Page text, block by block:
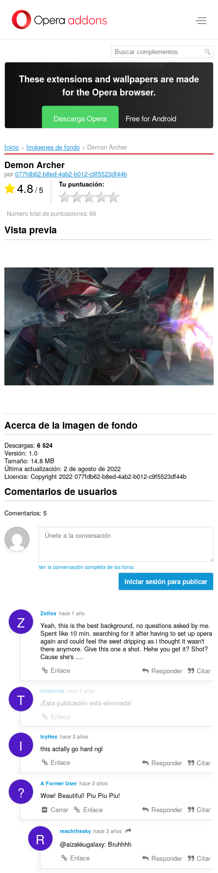
contenido
These extensions and wallpapers are made
for theOpera browser.
Descarga Opera Free for Android
Inicio Imágenes de fondo Demon Archer‎
Demon Archer
por 077fdb62-b8ed-4ab2-b012-c9f5523df44b
4.8/ 5 Tu puntuación
Número total de puntuaciones:66
Vista previa
Acerca de la imagen de fondo
Descargas 6 524
Versión 1.0
Tamaño 14,8 MB
Última actualización 2 de agosto de 2022
Licencia Copyright 2022 077fdb62-b8ed-4ab2-b012-c9f5523df44b
Comentarios de usuarios
Comentarios: 5
Ver la conversación completa de los foros
Iniciar sesión para publicar
Z Zeifos hace 1 año
Yeah, this is the best background, no questions asked by me.
Spent like 10 min. searching for it after having to set up opera
again and could feel the swet dripping as i thought it wasn't
there anymore. Give this one a shot. Hehe you get it? Shot?
Cause she's ....
Enlace
Responder Citar
T trozhenia hace 2 años
¡Esta publicación está eliminada!
Enlace
I IcyHex hace 3 años
this actally go hard ngl
Enlace
Responder Citar
? A Former User hace 3 años
Wow! Beautiful! Piu Piu Piu!
Cerrar
Enlace Responder Citar
R reachthesky hace 3 años
@aizakkugalaxy: Bruhhhh
Enlace
Responder Citar